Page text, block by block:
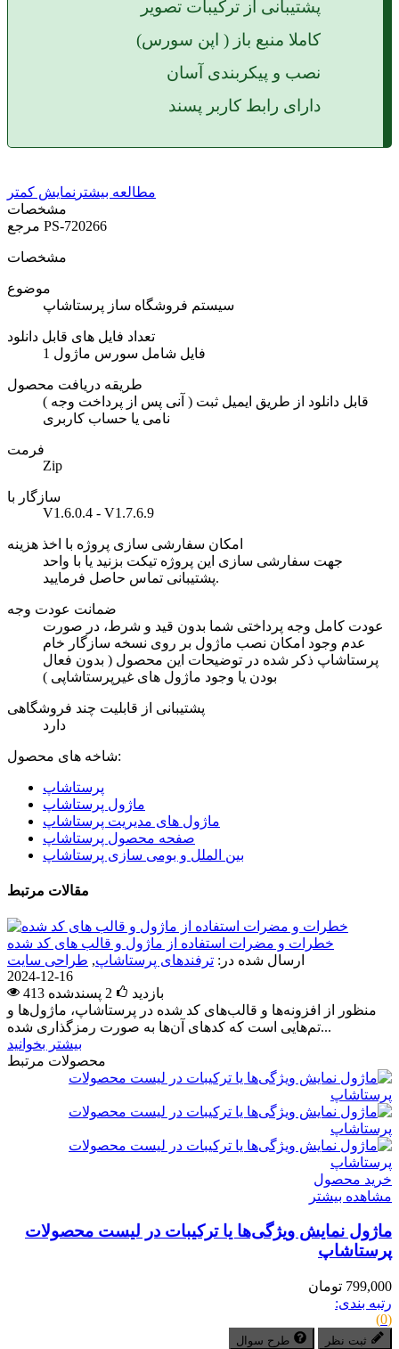
پشتیبانی از ترکیبات تصویر
کاملا منبع باز ( اپن سورس)
نصب و پیکربندی آسان
دارای رابط کاربر پسند
مطالعه بیشتر نمایش کمتر
مشخصات
PS-720266
مشخصات
موضوع
سیستم فروشگاه ساز پرستاشاپ
تعداد فایل های قابل دانلود
1 فایل شامل سورس ماژول
طریقه دریافت محصول
( آنی پس از پرداخت وجه ) قابل دانلود از طریق ایمیل ثبت
نامی یا حساب کاربری
فرمت
Zip
سازگار با
V1.6.0.4 - V1.7.6.9
امکان سفارشی سازی پروژه با اخذ هزینه
جهت سفارشی سازی این پروژه تیکت بزنید یا با واحد
پشتیبانی تماس حاصل فرمایید.
ضمانت عودت وجه
عودت کامل وجه پرداختی شما بدون قید و شرط، در صورت
عدم وجود امکان نصب ماژول بر روی نسخه سازگار خام
پرستاشاپ ذکر شده در توضیحات این محصول ( بدون فعال
بودن یا وجود ماژول های غیرپرستاشاپی )
پشتیبانی از قابلیت چند فروشگاهی
دارد
شاخه های محصول:
پرستاشاپ
ماژول پرستاشاپ
ماژول های مدیریت پرستاشاپ
صفحه محصول پرستاشاپ
بین الملل و بومی سازی پرستاشاپ
مقالات مرتبط
خطرات و مضرات استفاده از ماژول و قالب های کد شده
ارسال شده در: ترفندهای پرستاشاپ, طراحی سایت
2024-12-16
413 بازدید
2 پسندشده
منظور از افزونه‌ها و قالب‌های کد شده در پرستاشاپ، ماژول‌ها و
تم‌هایی است که کدهای آن‌ها به صورت رمزگذاری شده...
بیشتر بخوانید
محصولات مرتبط
خرید محصول
مشاهده بیشتر
ماژول نمایش ویژگی‌ها یا ترکیبات در لیست محصولات
پرستاشاپ
799,000 تومان
رتبه بندی:
(0)
ثبت نظر طرح سوال